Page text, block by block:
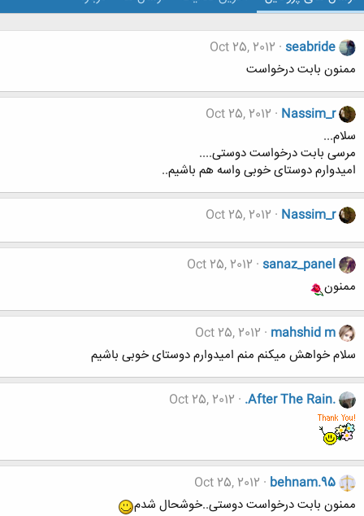
seabride
Oct 25, 2012
ممنون بابت درخواست
Nassim_r
Oct 25, 2012
سلام...
مرسی بابت درخواست دوستی....
امیدوارم دوستای خوبی واسه هم باشیم..
Nassim_r
Oct 25, 2012
sanaz_panel
Oct 25, 2012
ممنون
mahshid m
Oct 25, 2012
سلام خواهش میکنم منم امیدوارم دوستای خوبی باشیم
.After The Rain.
Oct 25, 2012
behnam.95
Oct 25, 2012
ممنون بابت درخواست دوستی..خوشحال شدم